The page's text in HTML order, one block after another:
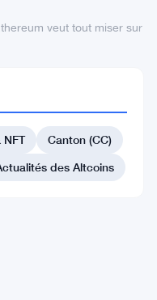
veut tout miser sur
NFT
Canton (CC)
des Altcoins